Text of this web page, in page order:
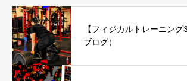
【フィジカルトレーニン
ブログ）